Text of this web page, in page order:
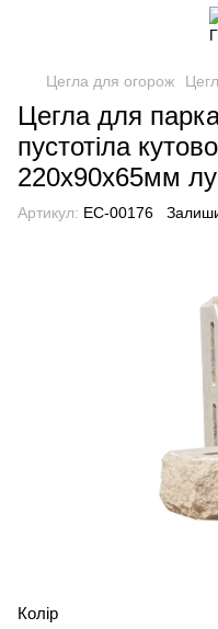
Цегла для огорож
Цегла для
пустотіла
220х90х65мм
Артикул: EC-00176
Колір